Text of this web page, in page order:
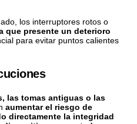
los interruptores rotos o
que presente un deterioro
para evitar puntos calientes
las tomas antiguas o las
aumentar el riesgo de
directamente la integridad